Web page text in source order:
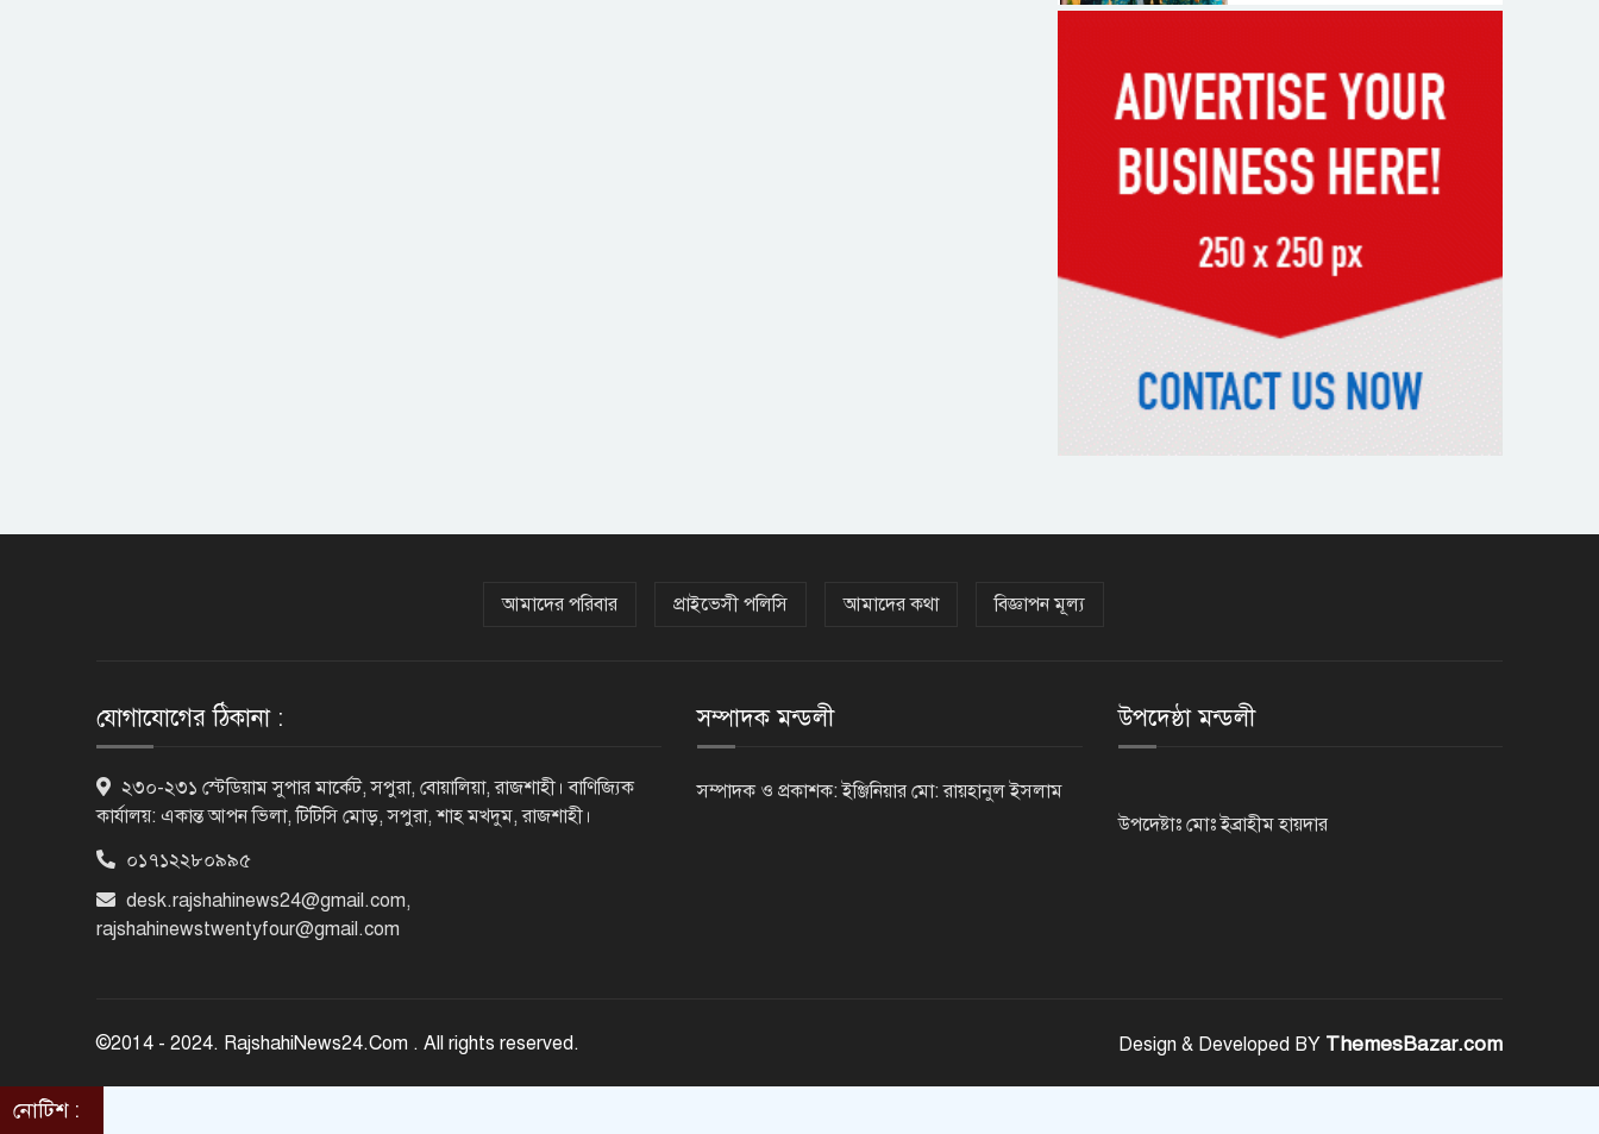
পড়ে রেলকর্মীর মৃত্যু
রাষ্ট্রপতি নির্বাচনের চূড়ান্ত তারিখ
ঘোষণা
সাভারের রাজপথে রক্তের দাগ,
স্মৃতিতে এখনও ৫ আগস্ট
ভিসাসেবা নিয়ে ভারতীয় হাইকমিশনের
আমাদের পরিবার প্রাইভেসী পলিসি আমাদের কথা বিজ্ঞাপন মূল্য
যোগাযোগের ঠিকানা :
২৩০-২৩১ স্টেডিয়াম সুপার মার্কেট, সপুরা, বোয়ালিয়া, রাজশাহী। বাণিজ্যিক
কার্যালয়: একান্ত আপন ভিলা, টিটিসি মোড়, সপুরা, শাহ মখদুম, রাজশাহী।
০১৭১২২৮০৯৯৫
desk.rajshahinews24@gmail.com,
rajshahinewstwentyfour@gmail.com
সম্পাদক মন্ডলী
সম্পাদক ও প্রকাশক: ইঞ্জিনিয়ার মো: রায়হানুল ইসলাম
উপদেষ্ঠা মন্ডলী
উপদেষ্টাঃ মোঃ ইব্রাহীম হায়দার
©2014 - 2024. RajshahiNews24.Com . All rights reserved. Design & Developed BY ThemesBazar.com
নোটিশ :